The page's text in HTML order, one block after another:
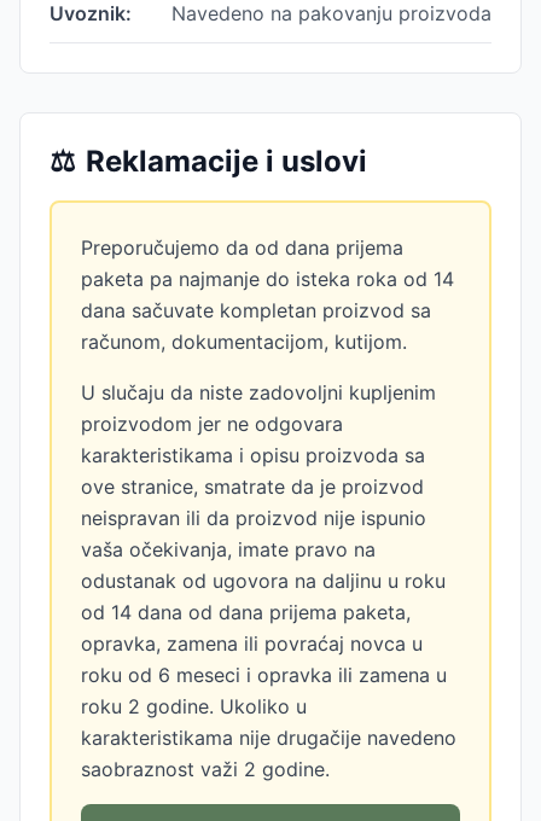
Uvoznik: Navedeno na pakovanju proizvoda
⚖️ Reklamacije i uslovi
Preporučujemo da od dana prijema
paketa pa najmanje do isteka roka od 14
dana sačuvate kompletan proizvod sa
računom, dokumentacijom, kutijom.
U slučaju da niste zadovoljni kupljenim
proizvodom jer ne odgovara
karakteristikama i opisu proizvoda sa
ove stranice, smatrate da je proizvod
neispravan ili da proizvod nije ispunio
vaša očekivanja, imate pravo na
odustanak od ugovora na daljinu u roku
od 14 dana od dana prijema paketa,
opravka, zamena ili povraćaj novca u
roku od 6 meseci i opravka ili zamena u
roku 2 godine. Ukoliko u
karakteristikama nije drugačije navedeno
saobraznost važi 2 godine.